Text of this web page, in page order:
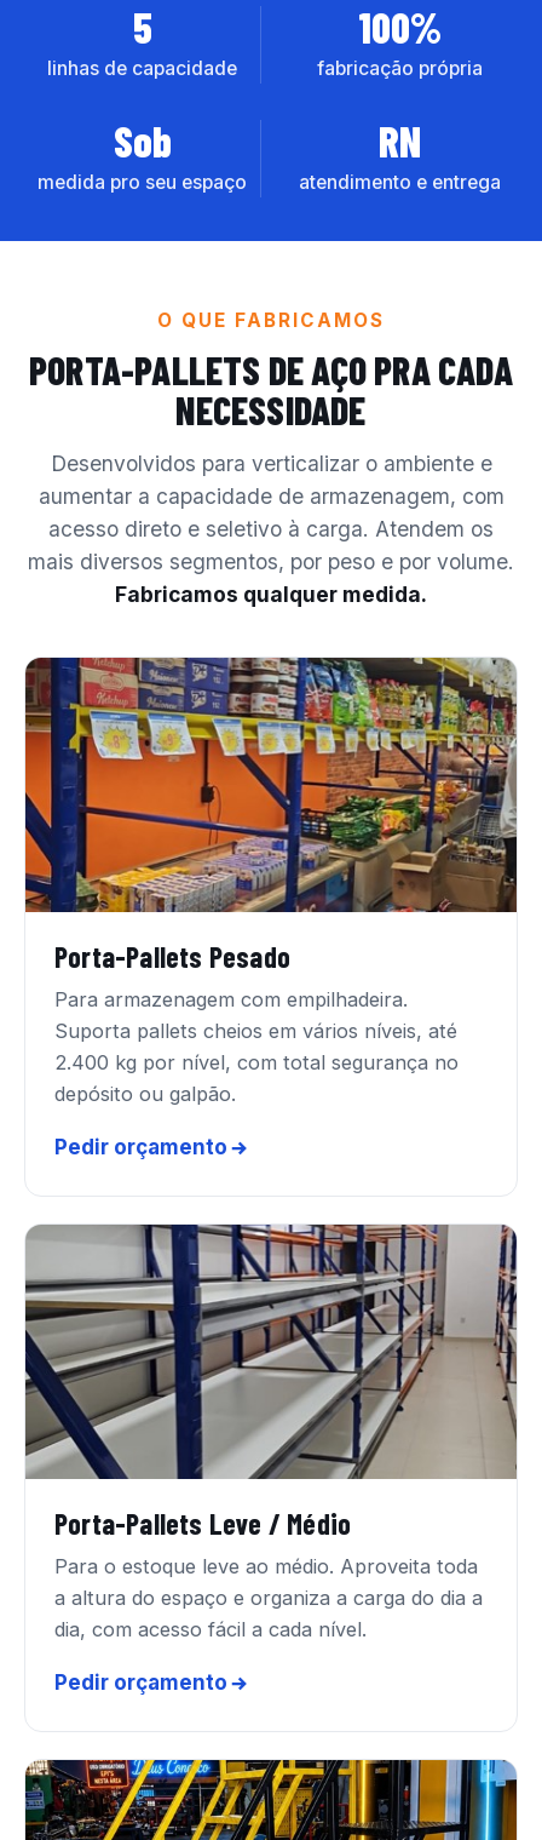
5
linhas de capacidade
100%
fabricação própria
Sob
medida pro seu espaço
RN
atendimento e entrega
O QUE FABRICAMOS
PORTA-PALLETS DE AÇOPRA CADA
NECESSIDADE
Desenvolvidos para verticalizar o ambiente e
aumentar a capacidade de armazenagem, com
acesso direto e seletivo à carga. Atendem os
mais diversos segmentos, por peso e por volume.
Fabricamos qualquer medida.
Porta-Pallets Pesado
Para armazenagem com empilhadeira.
Suporta pallets cheios em vários níveis, até
2.400 kg por nível, com total segurança no
depósito ou galpão.
Pedir orçamento
Porta-Pallets Leve / Médio
Para o estoque leve ao médio. Aproveita toda
a altura do espaço e organiza a carga do dia a
dia, com acesso fácil a cada nível.
Pedir orçamento